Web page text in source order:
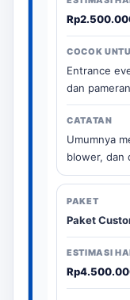
Entrance
dan
Umumnya
blower, dan
Paket